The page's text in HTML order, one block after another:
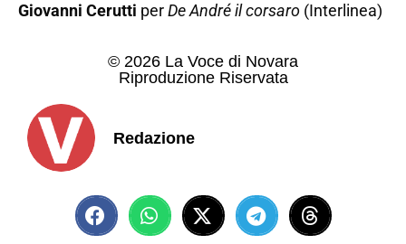
Giovanni Cerutti perDe André il corsaro (Interlinea)
© 2026 La Voce di Novara
Riproduzione Riservata
Redazione